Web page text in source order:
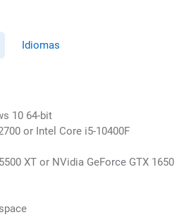
Idiomas
10 64-bit
or Intel Core i5-10400F
XT or NVidia GeForce GTX 1650